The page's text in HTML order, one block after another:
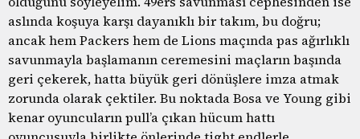
aslında koşuya karşı dayanıklı bir takım, bu doğru;
ancak hem Packers hem de Lions maçında pas ağırlıklı
savunmayla başlamanın ceremesini maçların başında
geri çekerek, hatta büyük geri dönüşlere imza atmak
zorunda olarak çektiler. Bu noktada Bosa ve Young gibi
kenar oyuncuların pull’a çıkan hücum hattı